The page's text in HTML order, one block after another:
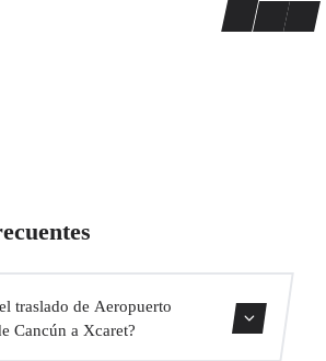
traslado de Aeropuerto
Cancún a Xcaret?